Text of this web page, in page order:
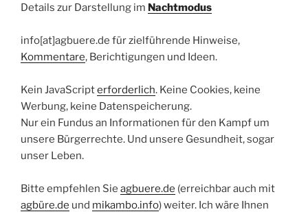
Details zur Darstellung im Nachtmodus
info[at]agbuere.de für zielführende Hinweise,
Kommentare, Berichtigungen und Ideen.
Kein JavaScripterforderlich. Keine Cookies, keine
Werbung, keine Datenspeicherung.
Nur ein Fundus an Informationen für den Kampf um
unsere Bürgerrechte. Und unsere Gesundheit, sogar
unser Leben.
Bitte empfehlen Sie agbuere.de (erreichbar auch mit
agbüre.de und mikambo.info) weiter. Ich wäre Ihnen